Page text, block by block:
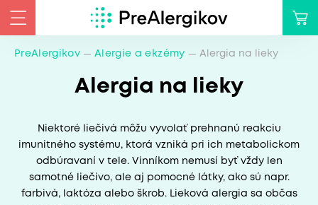
PreAlergikov Alergie a ekzémy Alergia na lieky
Alergia na lieky
Niektoré liečivá môžu vyvolať prehnanú reakciu
imunitného systému, ktorá vzniká pri ich metabolickom
odbúravaní v tele. Vinníkom nemusí byť vždy len
samotné liečivo, ale aj pomocné látky, ako sú napr.
farbivá, laktóza alebo škrob. Lieková alergia sa občas